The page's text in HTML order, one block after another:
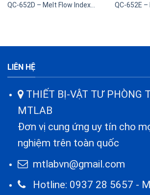
QC-652D – Melt Flow Index
QC-652E
LIÊN HỆ
THIẾT BỊ-VẬT TƯ PHÒNG
MTLAB
Đơn vị cung ứng uy tín cho
nghiệm trên toàn quốc
mtlabvn@gmail.com
Hotline: 0937 28 5657 -